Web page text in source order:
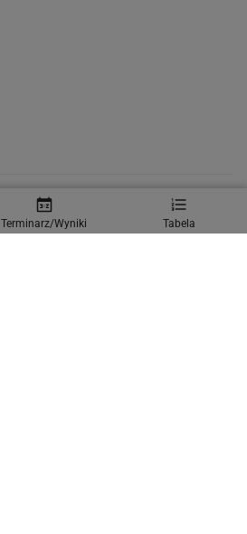
Terminarz/Wyniki Tabela
Sport.pl Gazeta Wyborcza